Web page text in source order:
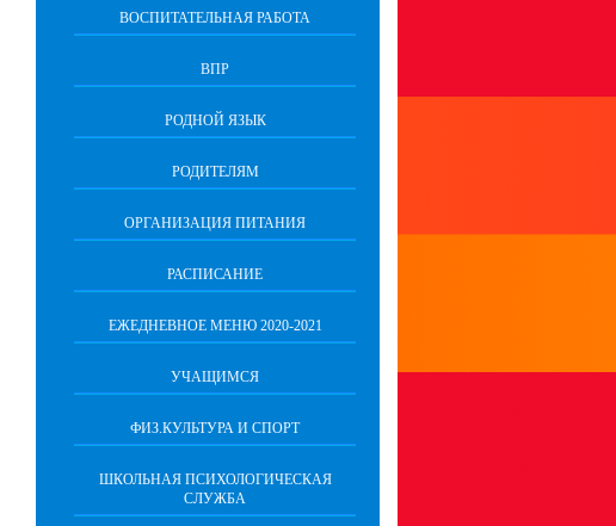
ВОСПИТАТЕЛЬНАЯ РАБОТА
ВПР
РОДНОЙ ЯЗЫК
РОДИТЕЛЯМ
ОРГАНИЗАЦИЯ ПИТАНИЯ
РАСПИСАНИЕ
ЕЖЕДНЕВНОЕ МЕНЮ 2020-2021
УЧАЩИМСЯ
ФИЗ.КУЛЬТУРА И СПОРТ
ШКОЛЬНАЯ ПСИХОЛОГИЧЕСКАЯ
СЛУЖБА